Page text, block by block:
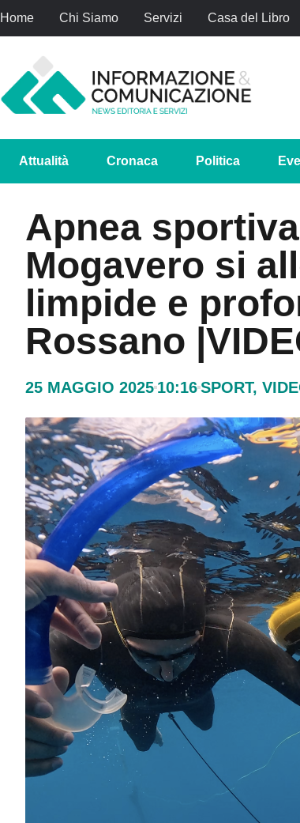
Home Chi Siamo Servizi Casa del Libro
Attualità Cronaca Politica
Apnea
Mogavero si
limpide e
Rossano
25 MAGGIO 2025 10:16SPORT,